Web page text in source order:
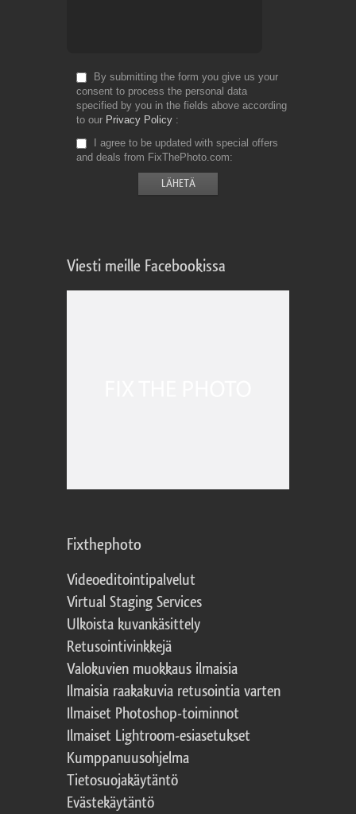
By submitting the form you give us your
consent to process the personal data
specified by you in the fields above according
to our Privacy Policy
I agree to be updated with special offers
and deals from FixThePhoto.com
Viesti meille Facebookissa
Fixthephoto
Videoeditointipalvelut
Virtual Staging Services
Ulkoista kuvankäsittely
Retusointivinkkejä
Valokuvien muokkaus ilmaisia
Ilmaisia raakakuvia retusointia varten
Ilmaiset Photoshop-toiminnot
Ilmaiset Lightroom-esiasetukset
Kumppanuusohjelma
Tietosuojakäytäntö
Evästekäytäntö